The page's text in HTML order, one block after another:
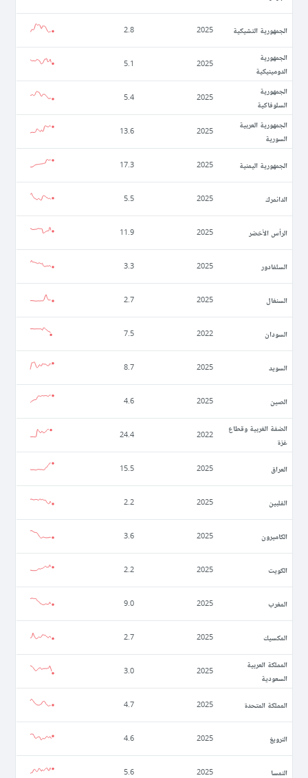
الجمهورية التشيكية 2025
2.8
الجمهورية
الدومينيكية
2025
5.1
الجمهورية
السلوفاكية
2025
5.4
الجمهورية العربية
السورية
2025
13.6
الجمهورية اليمنية 2025
17.3
الدانمرك 2025
5.5
الرأس الأخضر 2025
11.9
السلفادور 2025
3.3
السنغال 2025
2.7
السودان 2022
7.5
السويد 2025
8.7
الصين 2025
4.6
الضفة الغربية وقطاع
غزة
2022
24.4
العراق 2025
15.5
الفلبين 2025
2.2
الكاميرون 2025
3.6
الكويت 2025
2.2
المغرب 2025
9.0
المكسيك 2025
2.7
المملكة العربية
السعودية
2025
3.0
المملكة المتحدة 2025
4.7
النرويغ 2025
4.6
النمسا 2025
5.6